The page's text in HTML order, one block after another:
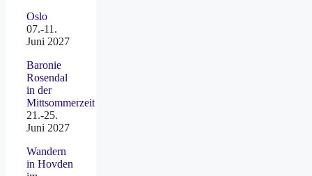
Oslo
07.-11.
Juni 2027
Baronie
Rosendal
in der
Mittsommerzeit
21.-25.
Juni 2027
Wandern
in Hovden